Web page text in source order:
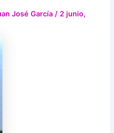
José García/ 2 junio,